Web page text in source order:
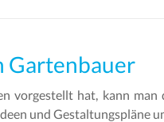
–
Gartenbauer
vorgestellt hat, kann
und Gestaltungspläne